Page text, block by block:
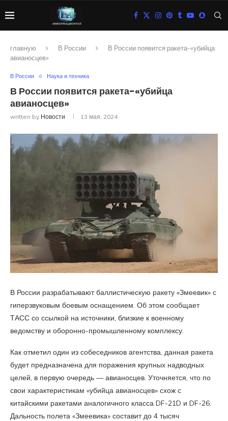
главную В России
В России появится ракета-«убийца
авианосцев»
В России Наука и техника
В России появится ракета-«убийца
авианосцев»
written by Новости 13 мая, 2024
В России разрабатывают баллистическую ракету «Змеевик» с
гиперзвуковым боевым оснащением. Об этом сообщает
ТАСС со ссылкой на источники, близкие к военному
ведомству и оборонно-промышленному комплексу.
Как отметил один из собеседников агентства, данная ракета
будет предназначена для поражения крупных надводных
целей, в первую очередь — авианосцев. Уточняется, что по
свои характеристикам «убийца авианосцев» схож с
китайскими ракетами аналогичного класса DF-21D и DF-26.
Дальность полета «Змеевика» составит до 4 тысяч